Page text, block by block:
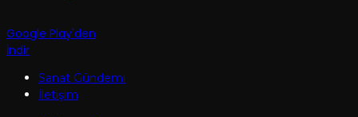
Google Play'den
İndir
Sanat Gündemi
İletişim